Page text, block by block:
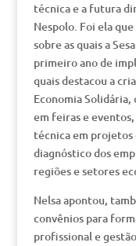
técnica e a futura
Nespolo. Foi ela
sobre as quais a
primeiro ano de
quais destacou a
Economia Solidária,
em feiras e
técnica em projetos
diagnóstico dos
regiões e setores
Nelsa apontou,
convênios para
profissional e